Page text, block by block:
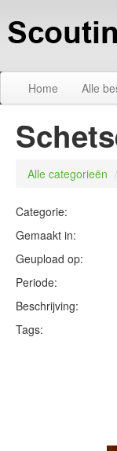
Home Alle
Alle categorieën /
Categorie:
Gemaakt in:
Geupload op:
Periode:
Beschrijving:
Tags: